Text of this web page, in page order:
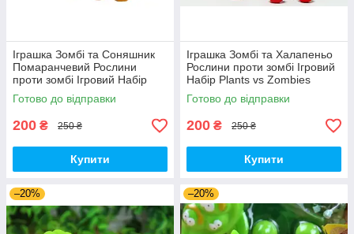
Іграшка Зомбі та Соняшник
Помаранчевий Рослини
проти зомбі Ігровий Набір
Plants vs Zombies (00180)
Готово до відправки
200 ₴ 250 ₴
Купити
Іграшка Зомбі та Халапеньо
Рослини проти зомбі Ігровий
Набір Plants vs Zombies
(00226)
Готово до відправки
200 ₴ 250 ₴
Купити
–20% –20%